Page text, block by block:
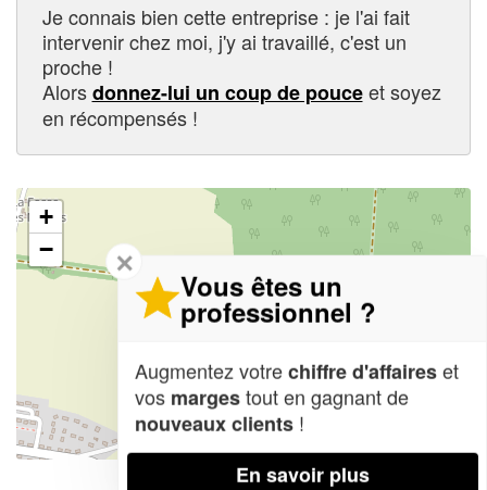
Je connais bien cette entreprise : je l'ai fait
intervenir chez moi, j'y ai travaillé, c'est un
proche !
Alorsdonnez-lui un coup de pouceet soyez
en récompensés !
+
−
Leaflet| Map data ©OpenStreetMap contributors,CC-BY-SA
✕
Vous êtes un
professionnel ?
Augmentez votrechiffre d'affaireset
vos margestout en gagnant de
nouveaux clients !
En savoir plus